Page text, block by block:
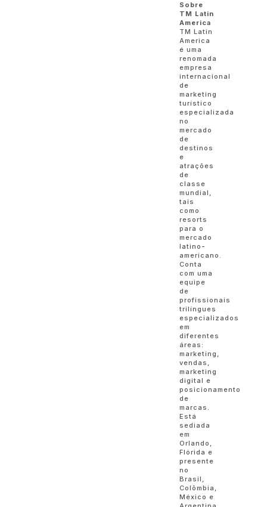
Sobre
TM Latin
America
TM Latin
America
é uma
renomada
empresa
internacional
de
marketing
turístico
especializada
no
mercado
de
destinos
e
atrações
de
classe
mundial,
tais
como
resorts
para o
mercado
latino-
americano.
Conta
com uma
equipe
de
profissionais
trilíngues
especializados
em
diferentes
áreas:
marketing,
vendas,
marketing
digital e
posicionamento
de
marcas.
Está
sediada
em
Orlando,
Flórida e
presente
no
Brasil,
Colômbia,
México e